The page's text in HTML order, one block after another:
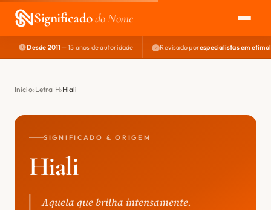
Significadodo Nome
EXPLORAR
NOME PERFEITO
Desde 2011— 15 anos de autoridade Revisado porespecialistas em
Início Letra H Hiali
SIGNIFICADO & ORIGEM
Hiali
Aquela que brilha intensamente.